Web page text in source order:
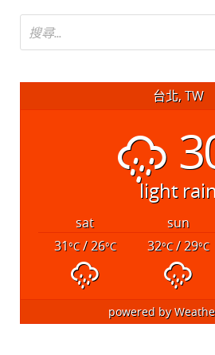
台北, TW
light
sat sun
31°C/ 26°C 32°C/ 29°C
powered by